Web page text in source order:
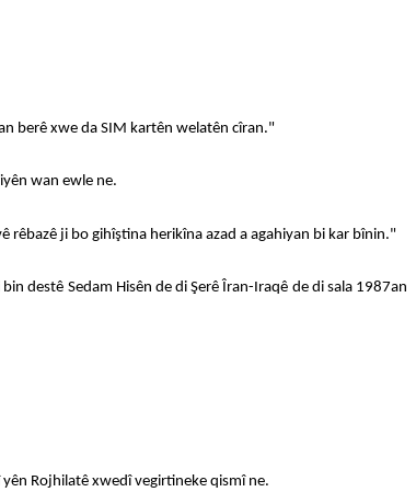
berê xwe da SIM kartên welatên cîran."
wan ewle ne.
rêbazê ji bo gihîştina herikîna azad a agahiyan bi kar bînin."
destê Sedam Hisên de di Şerê Îran-Iraqê de di sala 1987an
Rojhilatê xwedî vegirtineke qismî ne.